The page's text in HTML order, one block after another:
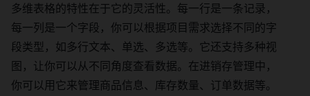
多维表格的特性在于它的灵活性。每一行是一条记录，
每一列是一个字段，你可以根据项目需求选择不同的字
段类型，如多行文本、单选、多选等。它还支持多种视
图，让你可以从不同角度查看数据。在进销存管理中，
你可以用它来管理商品信息、库存数量、订单数据等。